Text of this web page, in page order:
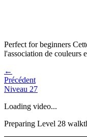
Perfect for beginners
l'association de couleurs
←
Précédent
Niveau 27
Loading video...
Preparing Level 28